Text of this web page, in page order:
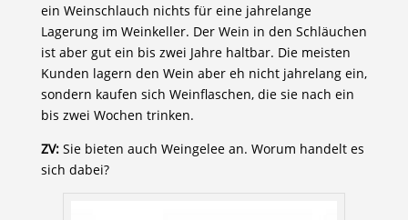
ein Weinschlauch nichts für eine jahrelange
Lagerung im Weinkeller. Der Wein in den Schläuchen
ist aber gut ein bis zwei Jahre haltbar. Die meisten
Kunden lagern den Wein aber eh nicht jahrelang ein,
sondern kaufen sich Weinflaschen, die sie nach ein
bis zwei Wochen trinken.
ZV: Sie bieten auch Weingelee an. Worum handelt es
sich dabei?